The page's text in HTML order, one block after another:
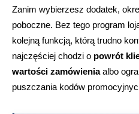
Zanim wybierzesz dodatek,
poboczne. Bez tego program
kolejną funkcją, którą trudno
najczęściej chodzi o powrót
wartości zamówieniaalbo
puszczania kodów